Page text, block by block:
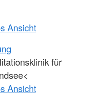
Ansicht
für
Ansicht